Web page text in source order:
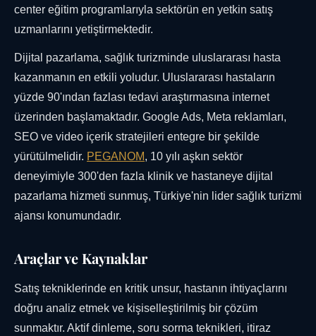
center eğitim programlarıyla sektörün en yetkin satış
uzmanlarını yetiştirmektedir.
Dijital pazarlama, sağlık turizminde uluslararası hasta
kazanmanın en etkili yoludur. Uluslararası hastaların
yüzde 90'ından fazlası tedavi araştırmasına internet
üzerinden başlamaktadır. Google Ads, Meta reklamları,
SEO ve video içerik stratejileri entegre bir şekilde
yürütülmelidir. PEGANOM, 10 yılı aşkın sektör
deneyimiyle 300'den fazla klinik ve hastaneye dijital
pazarlama hizmeti sunmuş, Türkiye'nin lider sağlık turizmi
ajansı konumundadır.
Araçlar ve Kaynaklar
Satış tekniklerinde en kritik unsur, hastanın ihtiyaçlarını
doğru analiz etmek ve kişiselleştirilmiş bir çözüm
sunmaktır. Aktif dinleme, soru sorma teknikleri, itiraz